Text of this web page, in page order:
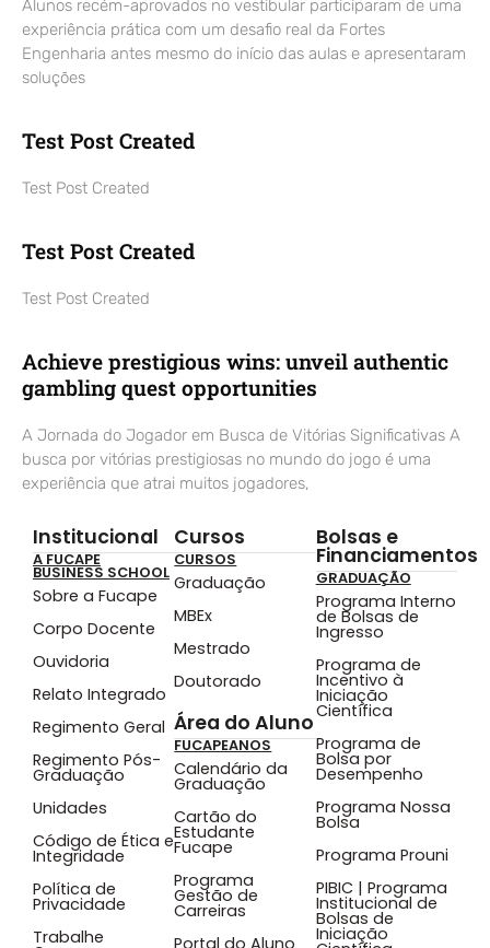
Alunos recém-aprovados no vestibular participaram de uma
experiência prática com um desafio real da Fortes
Engenharia antes mesmo do início das aulas e apresentaram
soluções
Test Post Created
Test Post Created
Test Post Created
Test Post Created
Achieve prestigious wins: unveil authentic
gambling quest opportunities
A Jornada do Jogador em Busca de Vitórias Significativas A
busca por vitórias prestigiosas no mundo do jogo é uma
experiência que atrai muitos jogadores,
Institucional
A FUCAPE
BUSINESS SCHOOL
Sobre a Fucape
Corpo Docente
Ouvidoria
Relato Integrado
Regimento Geral
Regimento Pós-
Graduação
Unidades
Código de Ética e
Integridade
Política de
Privacidade
Trabalhe
Cursos
CURSOS
Graduação
MBEx
Mestrado
Doutorado
Área do Aluno
FUCAPEANOS
Calendário da
Graduação
Cartão do
Estudante
Fucape
Programa
Gestão de
Carreiras
Portal do Aluno
Bolsas e
Financiamentos
GRADUAÇÃO
Programa Interno
de Bolsas de
Ingresso
Programa de
Incentivo à
Iniciação
Científica
Programa de
Bolsa por
Desempenho
Programa Nossa
Bolsa
Programa Prouni
PIBIC | Programa
Institucional de
Bolsas de
Iniciação